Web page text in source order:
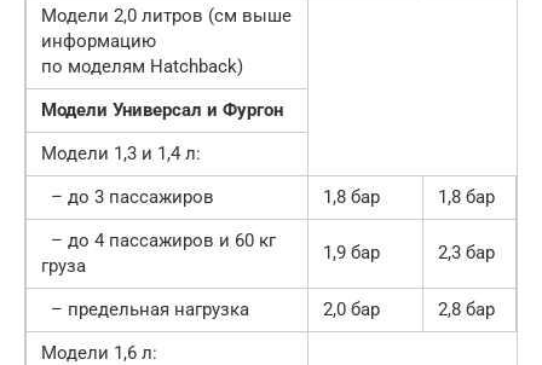
Модели 2,0 литров (см выше
информацию
по моделям Hatchback)
Модели Универсал и Фургон
Модели 1,3 и 1,4 л:
– до 3 пассажиров
1,8 бар
1,8 бар
– до 4 пассажиров и 60 кг
груза
1,9 бар 2,3 бар
– предельная нагрузка 2,0 бар
2,8 бар
Модели 1,6 л: